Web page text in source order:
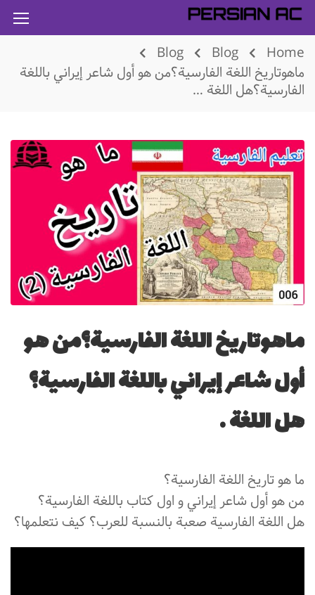
Home
Blog
Blog
ماهوتاريخ اللغة الفارسية؟من هو أول شاعر إيراني باللغة
الفارسية؟هل اللغة …
ماهوتاريخ اللغة الفارسية؟من هو
أول شاعر إيراني باللغة الفارسية؟
هل اللغة …
ما هو تاريخ اللغة الفارسية؟
من هو أول شاعر إيراني و اول کتاب باللغة الفارسية؟
هل اللغة الفارسیة صعبة بالنسبة للعرب؟ کیف نتعلمها؟